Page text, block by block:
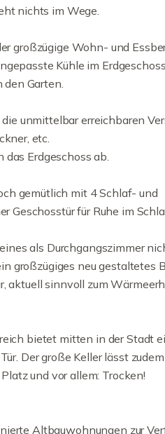
nichts im Wege.
großzügige Wohn- und
Kühle im
Garten.
unmittelbar erreichbaren
etc.
Erdgeschoss ab.
gemütlich mit 4 Schlaf- und
Geschosstür für Ruhe im
als Durchgangszimmer
großzügiges neu gestaltetes
aktuell sinnvoll zum
bietet mitten in der Stadt
Der große Keller lässt
und vor allem: Trocken!
Altbauwohnungen zur